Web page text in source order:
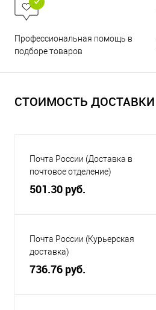
Профессиональная помощь в
подборе товаров
СТОИМОСТЬ ДОСТАВКИ
Почта России (Доставка в
почтовое отделение)
501.30 руб.
Почта России (Курьерская
доставка)
736.76 руб.